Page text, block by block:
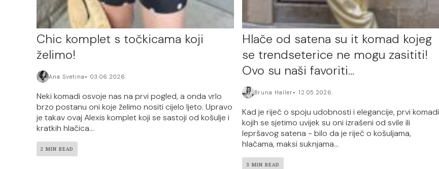
Chic komplet s točkicama koji
želimo!
Ana Svetina 03.06.2026.
Neki komadi osvoje nas na prvi pogled, a onda vrlo
brzo postanu oni koje želimo nositi cijelo ljeto. Upravo
je takav ovaj Alexis komplet koji se sastoji od košulje i
kratkih hlačica...
2 MIN READ
Hlače od satena su it komad kojeg
se trendseterice ne mogu zasititi!
Ovo su naši favoriti…
Bruna Haller 12.05.2026.
Kad je riječ o spoju udobnosti i elegancije, prvi komadi
kojih se sjetimo uvijek su oni izrašeni od svile ili
lepršavog satena - bilo da je riječ o košuljama,
hlačama, maksi suknjama...
3 MIN READ